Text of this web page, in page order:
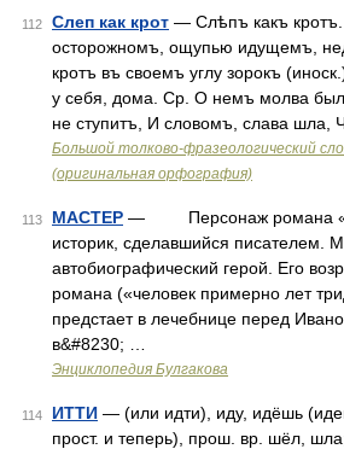
112 Слеп как крот — Слѣпъ какъ
осторожномъ, ощупью идущемъ,
кротъ въ своемъ углу зорокъ
у себя, дома. Ср. О немъ молва
не ступитъ, И словомъ, слава шла,
Большой толково-фразеологический
(оригинальная орфография)
113 МАСТЕР — Персонаж романа
историк, сделавшийся писателем.
автобиографический герой. Его
романа («человек примерно лет
предстает в лечебнице перед
в&#8230; …
Энциклопедия Булгакова
114 ИТТИ — (или идти), иду, идёшь
прост. и теперь), прош. вр. шёл,